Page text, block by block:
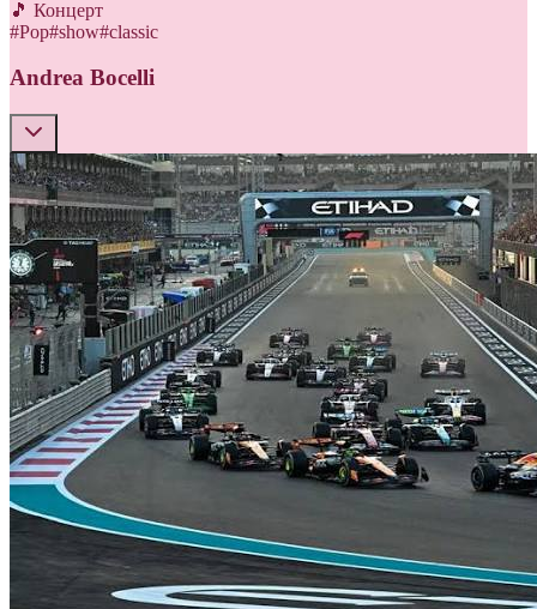
🎵 Концерт
#Pop#show#classic
Andrea Bocelli